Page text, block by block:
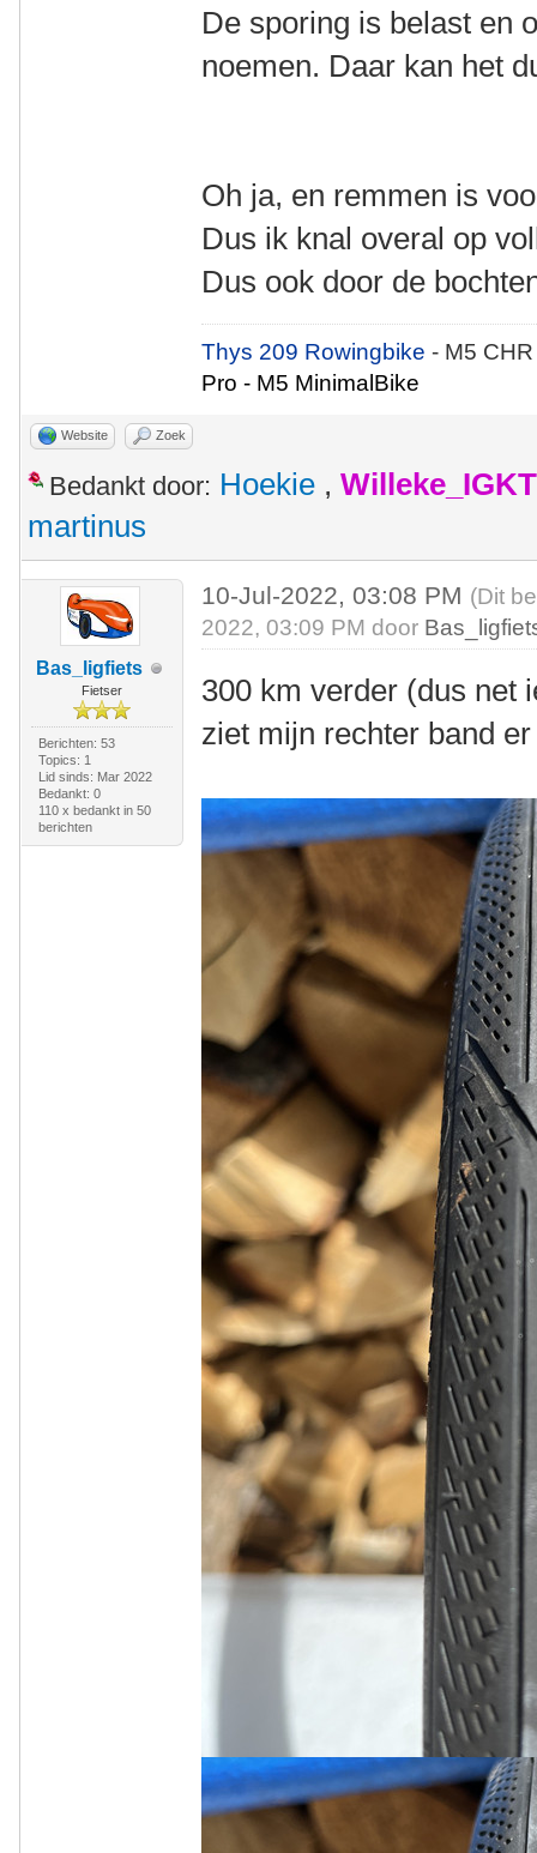
De sporing is belast en
noemen. Daar kan het
Oh ja, en remmen is
Dus ik knal overal op
Dus ook door de
Thys 209 Rowingbike- M5
Pro - M5 MinimalBike
Website Zoek
Bedankt door: Hoekie , Willeke_IGKT
martinus
Bas_ligfiets
Fietser
Berichten: 53
Topics: 1
Lid sinds: Mar 2022
Bedankt: 0
110 x bedankt in 50
berichten
10-Jul-2022, 03:08 PM (Dit
2022, 03:09 PM door
300 km verder (dus net
ziet mijn rechter band